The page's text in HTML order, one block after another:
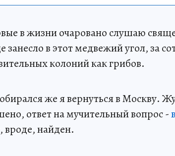
в жизни очаровано слушаю
занесло в этот медвежий угол, за
колоний как грибов.
же я вернуться в Москву.
ответ на мучительный вопрос -
, вроде, найден.